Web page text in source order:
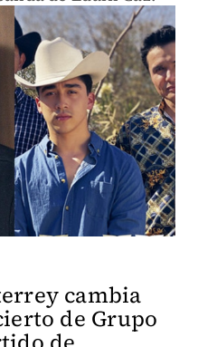
cambia
de Grupo